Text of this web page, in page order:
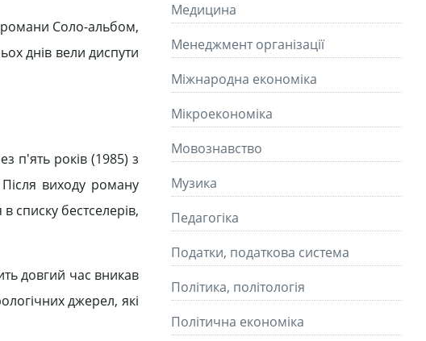
романи Соло-альбом,
днів вели диспути
п'ять років (1985) з
виходу роману
списку бестселерів,
довгий час вникав
джерел, які
Медицина
Менеджмент організації
Міжнародна економіка
Мікроекономіка
Мовознавство
Музика
Педагогіка
Податки, податкова система
Політика, політологія
Політична економіка